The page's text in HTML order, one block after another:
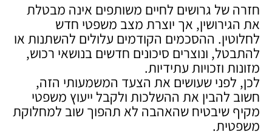
חזרה של גרושים לחיים משותפים אינה מבטלת
את הגירושין, אך יוצרת מצב משפטי חדש
לחלוטין. ההסכמים הקודמים עלולים להשתנות או
להתבטל, ונוצרים סיכונים חדשים בנושאי רכוש,
מזונות וזכויות עתידיות.
לכן, לפני שעושים את הצעד המשמעותי הזה,
חשוב להבין את ההשלכות ולקבל ייעוץ משפטי
מקיף שיבטיח שהאהבה לא תהפוך שוב למחלוקת
משפטית.